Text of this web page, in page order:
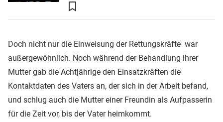
Doch nicht nur die Einweisung der Rettungskräfte war
außergewöhnlich. Noch während der Behandlung ihrer
Mutter gab die Achtjährige den Einsatzkräften die
Kontaktdaten des Vaters an, der sich in der Arbeit befand,
und schlug auch die Mutter einer Freundin als Aufpasserin
für die Zeit vor, bis der Vater heimkommt.